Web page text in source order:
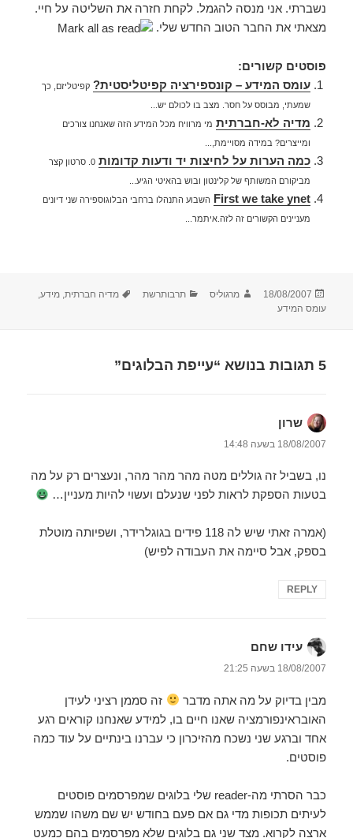
נשברתי. אני מנסה להגמל. לקחת חזרה את השליטה על חיי.
מצאתי את החבר הטוב החדש שלי.
פוסטים קשורים:
עומס המידע – קונספירציה קפיטליסטית? קפיטליזם, כך
שמעתי, מבוסס על חסר. מצב בו לכולם יש...
מדיה לא-חברתית מי מרוויח מכל המידע הזה שאנחנו צורכים
ומייצרים? במידה מסויימת,...
כמה הערות על לחיצות יד ודעות קדומות
0. סרטון קצר
מביקורם המשותף של קלינטון ובוש בהאיטי הגיע...
First we take ynet השבוע התנהלו ברחבי הבלוגוספירה שני דיונים
מעניינים הקשורים זה לזה.איתמר...
פורסם
בתאריך
18/08/2007 מחבר
מרגוליס קטגוריות
תרבותרשת תגיות
מדיה חברתית ,מידע
עומס המידע
5 תגובות בנושא “עייפת הבלוגים”
שרון
18/08/2007 בשעה 14:48
נו, בשביל זה גוללים מטה מהר מהר מהר, ונעצרים רק על מה
בטעות הספקת לראות לפני שנעלם ועשוי להיות מעניין…
(אמרה זאתי שיש לה 118 פידים בגוגלרידר, ושפיותה מוטלת
בספק, אבל סיימה את העבודה לפיש)
REPLY
עידו שחם
18/08/2007 בשעה 21:25
מבין בדיוק על מה אתה מדבר
זה סממן רציני לעידן
האובראינפורמציה שאנו חיים בו, למידע שאנחנו קוראים רגע
אחד וברגע שני נשכח מהזיכרון כי עברנו בינתיים על עוד כמה
פוסטים.
כבר הסרתי מה-reader שלי בלוגים שמפרסמים פוסטים
לעיתים תכופות מדי גם אם פעם בחודש יש שם משהו שממש
ארצה לקרוא. מצד שני גם בלוגים שלא מפרסמים בהם כמעט